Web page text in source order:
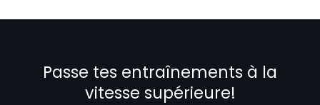
Passe tes entraînements à la
vitesse supérieure!